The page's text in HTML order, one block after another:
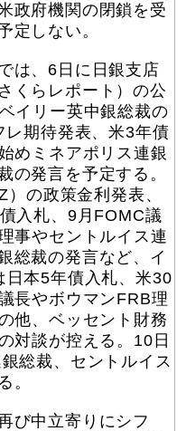
政府機関の閉鎖を受
定しない。
は、6日に日銀支店
くらレポート）の公
イリー英中銀総裁の
期待発表、米3年債
めミネアポリス連銀
の発言を予定する。
の政策金利発表、
入札、9月FOMC議
事やセントルイス連
総裁の発言など、イ
日本5年債入札、米30
長やボウマンFRB理
他、ベッセント財務
対談が控える。10日
総裁、セントルイス
。
び中立寄りにシフ